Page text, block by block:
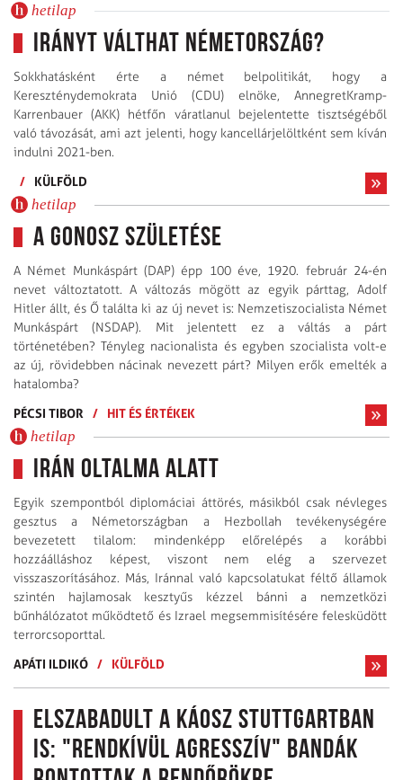
hetilap
Irányt válthat Németország?
Sokkhatásként érte a német belpolitikát, hogy a
Kereszténydemokrata Unió (CDU) elnöke, AnnegretKramp-
Karrenbauer (AKK) hétfőn váratlanul bejelentette tisztségéből
való távozását, ami azt jelenti, hogy kancellárjelöltként sem kíván
indulni 2021-ben.
/
KÜLFÖLD
hetilap
A gonosz születése
A Német Munkáspárt (DAP) épp 100 éve, 1920. február 24-én
nevet változtatott. A változás mögött az egyik párttag, Adolf
Hitler állt, és Ő találta ki az új nevet is: Nemzetiszocialista Német
Munkáspárt (NSDAP). Mit jelentett ez a váltás a párt
történetében? Tényleg nacionalista és egyben szocialista volt-e
az új, rövidebben nácinak nevezett párt? Milyen erők emelték a
hatalomba?
PÉCSI TIBOR
/ HIT ÉS ÉRTÉKEK
hetilap
Irán oltalma alatt
Egyik szempontból diplomáciai áttörés, másikból csak névleges
gesztus a Németországban a Hezbollah tevékenységére
bevezetett tilalom: mindenképp előrelépés a korábbi
hozzáálláshoz képest, viszont nem elég a szervezet
visszaszorításához. Más, Iránnal való kapcsolatukat féltő államok
szintén hajlamosak kesztyűs kézzel bánni a nemzetközi
bűnhálózatot működtető és Izrael megsemmisítésére felesküdött
terrorcsoporttal.
APÁTI ILDIKÓ / KÜLFÖLD
Elszabadult a káosz Stuttgartban
is: "rendkívül agresszív" bandák